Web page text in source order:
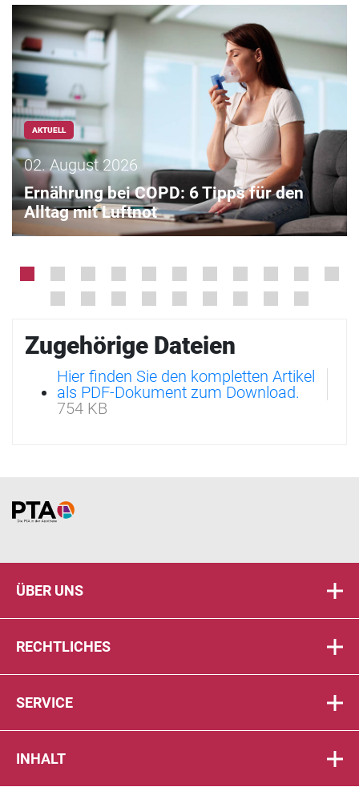
AKTUELL
02. August 2026
Ernährung bei COPD: 6 Tipps für den
Alltag mit Luftnot
Zugehörige Dateien
Hier finden Sie den kompletten Artikel
als PDF-Dokument zum Download.
754 KB
Home
ÜBER UNS
RECHTLICHES
SERVICE
INHALT